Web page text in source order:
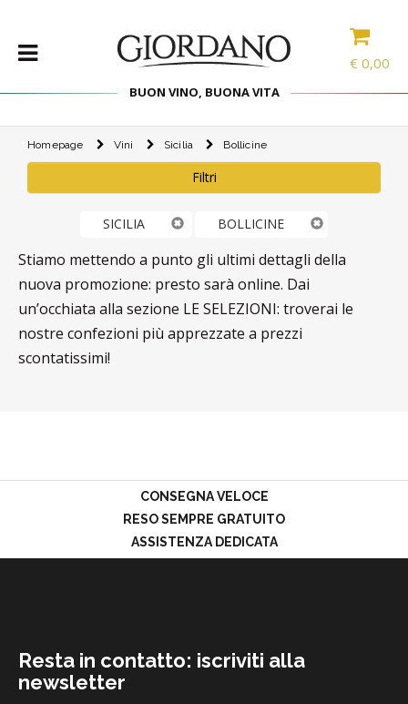
€ 0,00
BUON VINO, BUONA VITA
VINI
INTERNAZIONALE
SPECIALITÀ
CONFEZIONI
SPIRITS
ACCESSORI
BLOG
Homepage Vini Sicilia Bollicine
Filtri
SICILIA BOLLICINE
Stiamo mettendo a punto gli ultimi dettagli della
nuova promozione: presto sarà online. Dai
un’occhiata alla sezione LE SELEZIONI: troverai le
nostre confezioni più apprezzate a prezzi
scontatissimi!
CONSEGNA VELOCE
RESO SEMPRE GRATUITO
ASSISTENZA DEDICATA
Resta in contatto: iscriviti alla
newsletter